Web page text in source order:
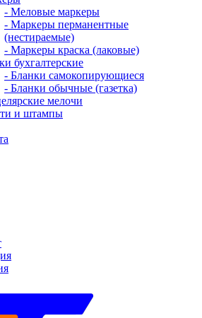
- Меловые маркеры
- Маркеры перманентные
(нестираемые)
- Маркеры краска (лаковые)
бухгалтерские
- Бланки самокопирующиеся
- Бланки обычные (газетка)
мелочи
и штампы